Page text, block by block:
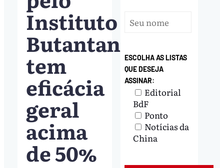
Instituto
Butantan
tem
eficácia
geral
acima
de 50%
ESCOLHA AS LISTAS
QUE DESEJA
ASSINAR:
Editorial
BdF
Ponto
Notícias da
China